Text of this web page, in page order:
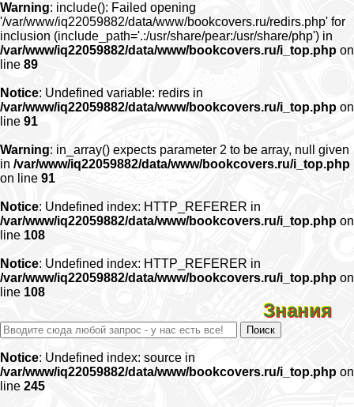
Warning: include(): Failed opening
'/var/www/iq22059882/data/www/bookcovers.ru/redirs.php' for
inclusion (include_path='.:/usr/share/pear:/usr/share/php') in
/var/www/iq22059882/data/www/bookcovers.ru/i_top.php on
line 89
Notice: Undefined variable: redirs in
/var/www/iq22059882/data/www/bookcovers.ru/i_top.php on
line 91
Warning: in_array() expects parameter 2 to be array, null given
in /var/www/iq22059882/data/www/bookcovers.ru/i_top.php
on line 91
Notice: Undefined index: HTTP_REFERER in
/var/www/iq22059882/data/www/bookcovers.ru/i_top.php on
line 108
Notice: Undefined index: HTTP_REFERER in
/var/www/iq22059882/data/www/bookcovers.ru/i_top.php on
line 108
Знания
Notice: Undefined index: source in
/var/www/iq22059882/data/www/bookcovers.ru/i_top.php on
line 245